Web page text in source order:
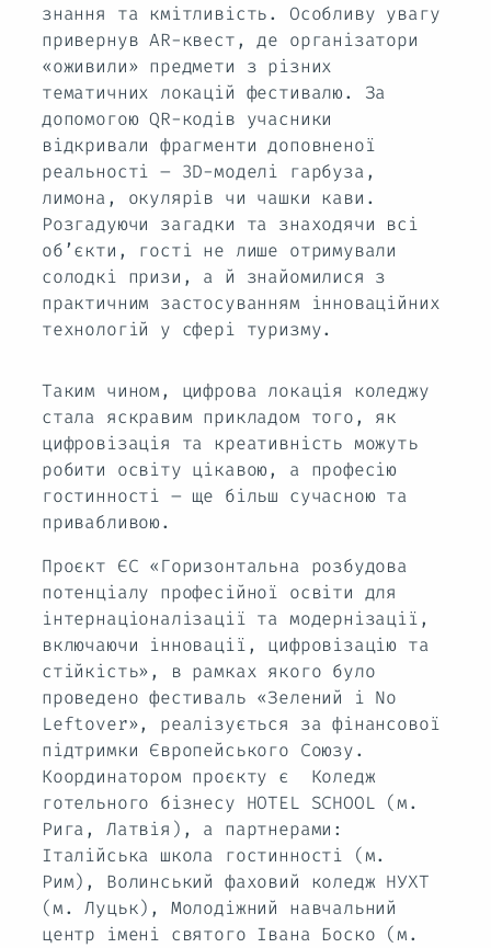
знання та кмітливість. Особливу увагу
привернув AR-квест, де організатори
«оживили» предмети з різних
тематичних локацій фестивалю. За
допомогою QR-кодів учасники
відкривали фрагменти доповненої
реальності – 3D-моделі гарбуза,
лимона, окулярів чи чашки кави.
Розгадуючи загадки та знаходячи всі
об’єкти, гості не лише отримували
солодкі призи, а й знайомилися з
практичним застосуванням інноваційних
технологій у сфері туризму.
Таким чином, цифрова локація коледжу
стала яскравим прикладом того, як
цифровізація та креативність можуть
робити освіту цікавою, а професію
гостинності – ще більш сучасною та
привабливою.
Проєкт ЄС «Горизонтальна розбудова
потенціалу професійної освіти для
інтернаціоналізації та модернізації,
включаючи інновації, цифровізацію та
стійкість», в рамках якого було
проведено фестиваль «Зелений і No
Leftover», реалізується за фінансової
підтримки Європейського Союзу.
Координатором проєкту є Коледж
готельного бізнесу HOTEL SCHOOL (м.
Рига, Латвія), а партнерами:
Італійська школа гостинності (м.
Рим), Волинський фаховий коледж НУХТ
(м. Луцьк), Молодіжний навчальний
центр імені святого Івана Боско (м.